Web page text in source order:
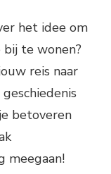
het idee om
bij te wonen?
reis naar
betoveren
meegaan!